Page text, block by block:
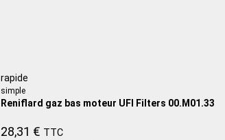
rapide
simple
Reniflard gaz bas moteur UFI Filters 00.M01.33
28,31 € TTC